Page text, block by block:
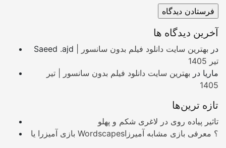
آخرین دیدگاه ها
Saeed .ajd در بهترین سایت دانلود فیلم بدون سانسور |
تیر 1405
ماریا در بهترین سایت دانلود فیلم بدون سانسور | تیر
1405
تازه ترین‌ها
تاثیر پیاده روی در لاغری شکم و پهلو
بازی آمیزرا یا Wordscapes؟ معرفی بازی مشابه آمیرزا